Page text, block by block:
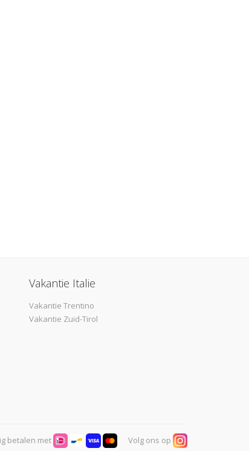
Vakantie Italie
Vakantie Trentino
Vakantie Zuid-Tirol
betalen met Volg ons op